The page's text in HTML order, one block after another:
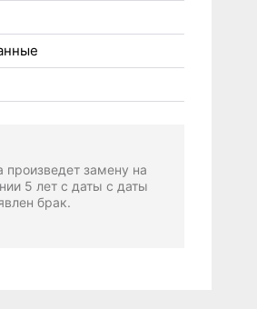
замену на
5 лет с даты с даты
брак.